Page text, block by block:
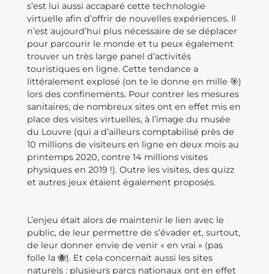
s’est lui aussi accaparé cette technologie
virtuelle afin d’offrir de nouvelles expériences. Il
n’est aujourd’hui plus nécessaire de se déplacer
pour parcourir le monde et tu peux également
trouver un très large panel d’activités
touristiques en ligne. Cette tendance a
littéralement explosé (on te le donne en mille 🎯)
lors des confinements. Pour contrer les mesures
sanitaires, de nombreux sites ont en effet mis en
place des visites virtuelles, à l’image du musée
du Louvre (qui a d’ailleurs comptabilisé près de
10 millions de visiteurs en ligne en deux mois au
printemps 2020, contre 14 millions visites
physiques en 2019 !). Outre les visites, des quizz
et autres jeux étaient également proposés.
L’enjeu était alors de maintenir le lien avec le
public, de leur permettre de s’évader et, surtout,
de leur donner envie de venir « en vrai » (pas
folle la 🐝). Et cela concernait aussi les sites
naturels : plusieurs parcs nationaux ont en effet